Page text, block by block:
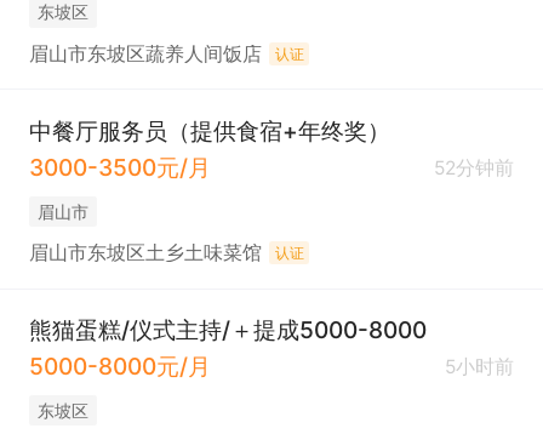
东坡区
眉山市东坡区蔬养人间饭店 认证
中餐厅服务员（提供食宿+年终奖）
3000-3500元/月
52分钟前
眉山市
眉山市东坡区土乡土味菜馆 认证
熊猫蛋糕/仪式主持/＋提成5000-8000
5000-8000元/月
5小时前
东坡区